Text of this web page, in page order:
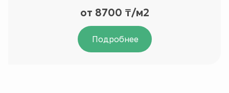
от 8700 ₸/м2
Подробнее